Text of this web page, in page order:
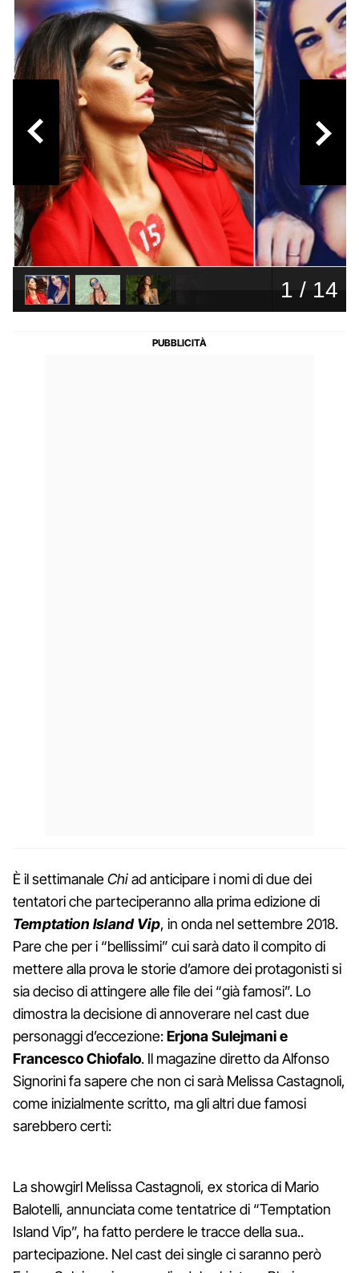
È il settimanaleChiad anticipare i nomi di due dei
tentatori che parteciperanno alla prima edizione di
Temptation Island Vip, in onda nel settembre 2018.
Pare che per i “bellissimi” cui sarà dato il compito di
mettere alla prova le storie d’amore dei protagonisti si
sia deciso di attingere alle file dei “già famosi”. Lo
dimostra la decisione di annoverare nel cast due
personaggi d’eccezione:Erjona Sulejmani e
Francesco Chiofalo. Il magazine diretto da Alfonso
Signorini fa sapere che non ci sarà Melissa Castagnoli,
come inizialmente scritto, ma gli altri due famosi
sarebbero certi:
La showgirl Melissa Castagnoli, ex storica di Mario
Balotelli, annunciata come tentatrice di “Temptation
Island Vip”, ha fatto perdere le tracce della sua..
partecipazione. Nel cast dei single ci saranno però